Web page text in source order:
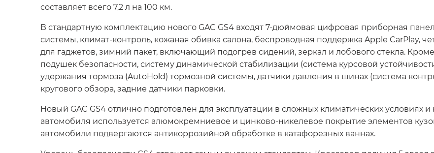
составляет всего 7,2 л на 100 км.
В стандартную комплектацию нового GAC GS4 входят 7-дюймовая цифровая приборная
системы, климат-контроль, кожаная обивка салона, беспроводная поддержка Apple CarPlay,
для гаджетов, зимний пакет, включающий подогрев сидений, зеркал и лобового стекла.
подушек безопасности, систему динамической стабилизации (система курсовой
удержания тормоза (AutoHold) тормозной системы, датчики давления в шинах (система
кругового обзора, задние датчики парковки.
Новый GAC GS4 отлично подготовлен для эксплуатации в сложных климатических условиях
автомобиля используется алюмокремниевое и цинково-никелевое покрытие элементов
автомобили подвергаются антикоррозийной обработке в катафорезных ваннах.